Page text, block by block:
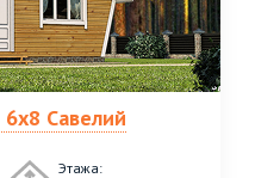
Савелий
Этажа: